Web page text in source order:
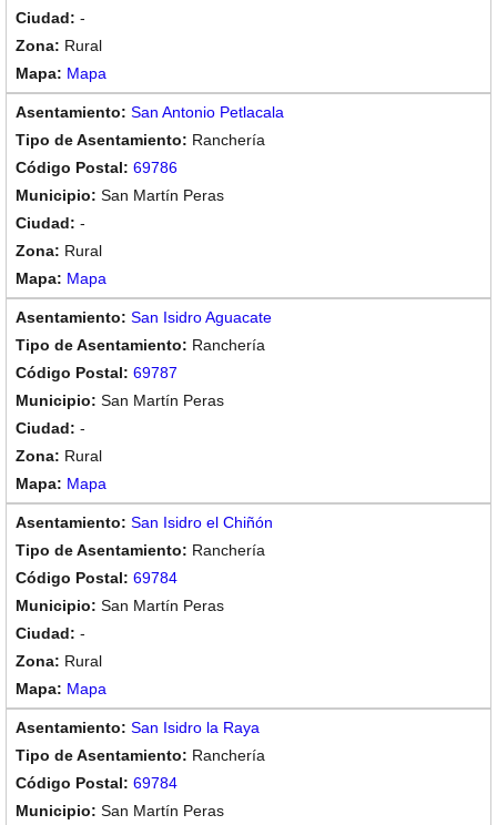
-
Rural
Mapa
San Antonio Petlacala
Ranchería
69786
San Martín Peras
-
Rural
Mapa
San Isidro Aguacate
Ranchería
69787
San Martín Peras
-
Rural
Mapa
San Isidro el Chiñón
Ranchería
69784
San Martín Peras
-
Rural
Mapa
San Isidro la Raya
Ranchería
69784
San Martín Peras